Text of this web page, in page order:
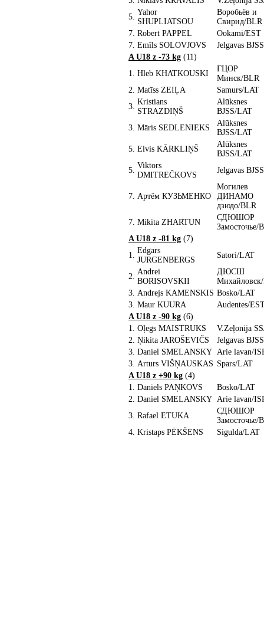
5.
Yahor
SHUPLIATSOU
Воробьёв и
Свирид/BLR
7. Robert PAPPEL
Ookami/EST
7. Emīls SOLOVJOVS
Jelgavas
A U18 z -73 kg (11)
1. Hleb KHATKOUSKI
ГЦОР
Минск/BLR
2. Matīss ZEIĻA
Samurs/LAT
3.
Kristians
STRAZDIŅŠ
Alūksnes
BJSS/LAT
3. Māris SEDLENIEKS
Alūksnes
BJSS/LAT
5. Elvis KĀRKLIŅŠ
Alūksnes
BJSS/LAT
5.
Viktors
DMITREČKOVS
Jelgavas
7. Артём КУЗЬМЕНКО
Могилев
ДИНАМО
дзюдо/BLR
7. Mikita ZHARTUN
СДЮШОР
Замосточье/
A U18 z -81 kg (7)
1.
Edgars
JURGENBERGS
Satori/LAT
2.
Andrei
BORISOVSKII
ДЮСШ
3. Andrejs KAMENSKIS Bosko/LAT
3. Maur KUURA
Audentes/
A U18 z -90 kg (6)
1. Oļegs MAISTRUKS
V.Zeļonija
2. Ņikita JAROŠEVIČS
Jelgavas
3. Daniel SMELANSKY Arie lavan/
3. Arturs VIŠŅAUSKAS Spars/LAT
A U18 z +90 kg (4)
1. Daniels PAŅKOVS
Bosko/LAT
2. Daniel SMELANSKY Arie lavan/
3. Rafael ETUKA
СДЮШОР
Замосточье/
4. Kristaps PĒKŠENS Sigulda/LAT